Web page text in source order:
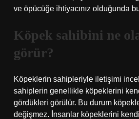
ve öpücüğe ihtiyacınız olduğunda
Köpek sahibini ne
görür?
Köpeklerin sahipleriyle iletişimi
sahiplerin genellikle köpeklerini
gördükleri görülür. Bu durum
değişmez. İnsanlar köpeklerini